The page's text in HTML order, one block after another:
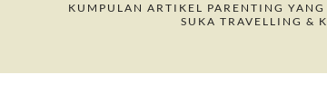
KUMPULAN ARTIKEL PARENTING
SUKA TRAVELLING &